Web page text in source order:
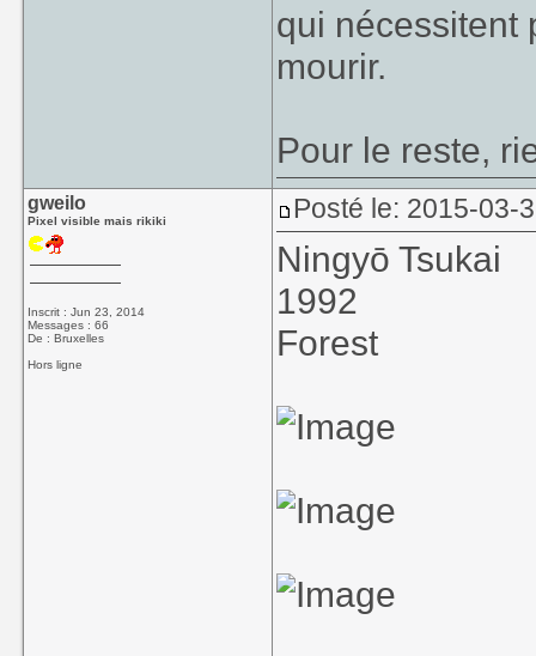
qui nécessitent
mourir.
Pour le reste,
gweilo
Pixel visible mais rikiki
Inscrit : Jun 23, 2014
Messages : 66
De : Bruxelles
Hors ligne
Posté le: 2015-03-
Ningyō Tsukai
1992
Forest